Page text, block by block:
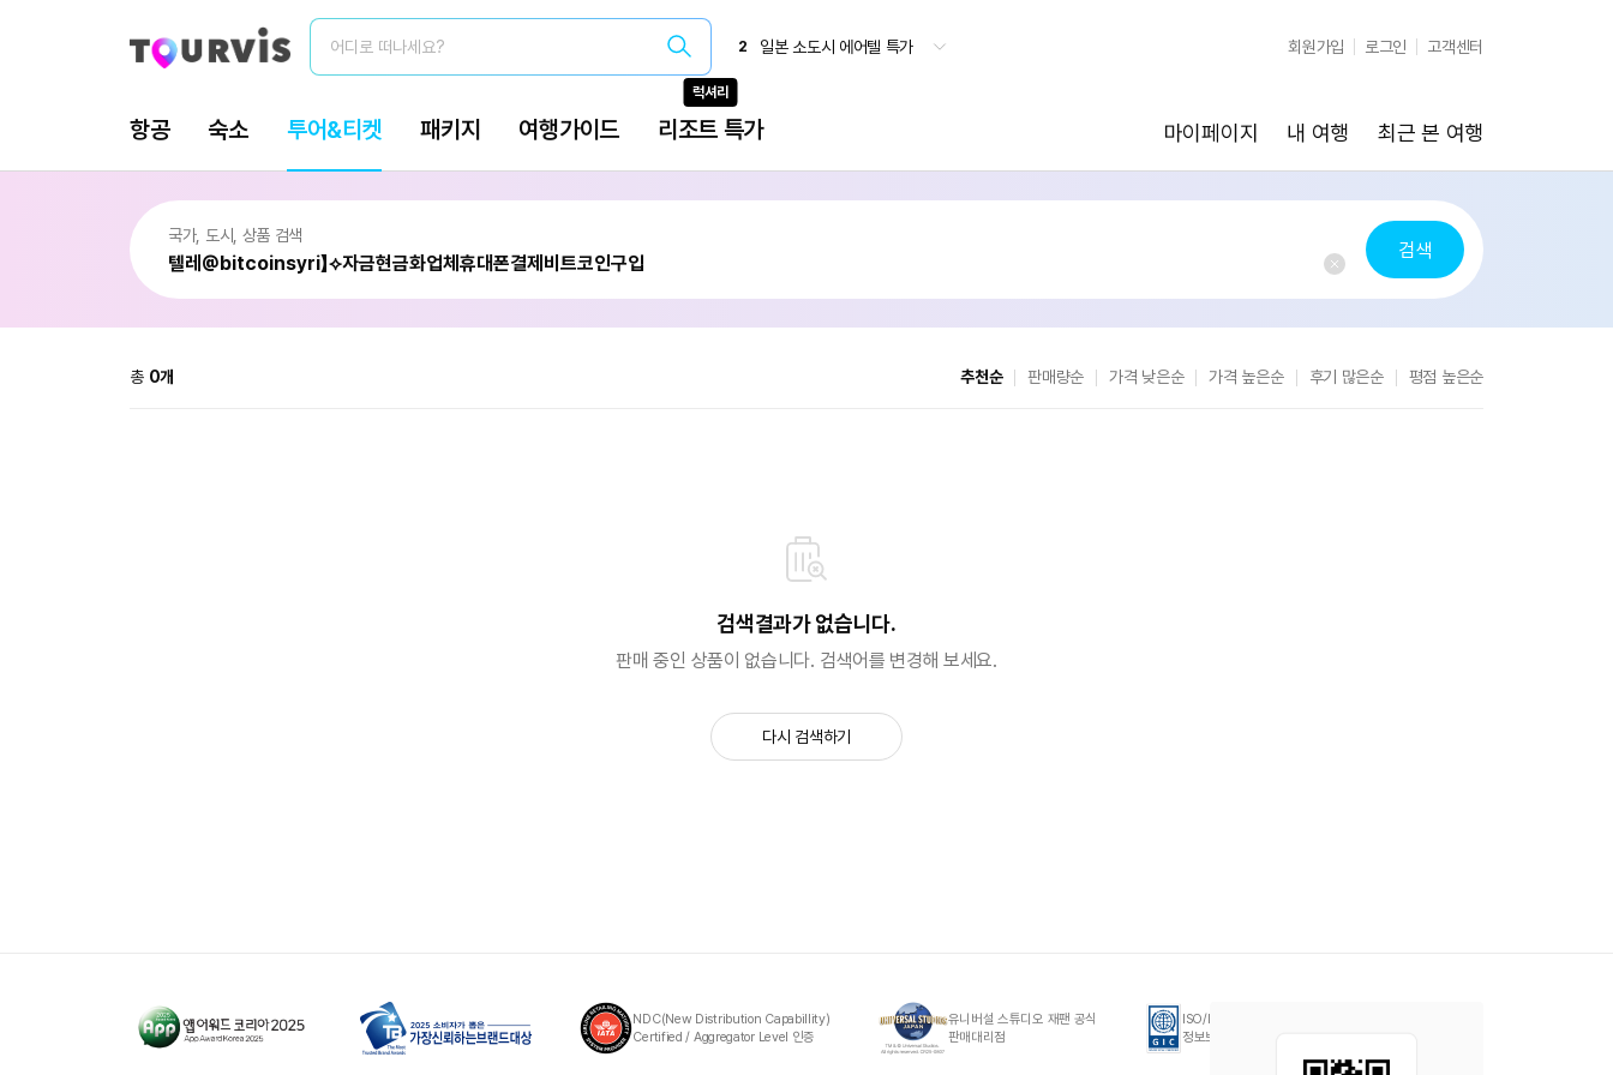
총 0개 추천순 판매량순 가격 낮은순 가격 높은순 후기 많은순 평점 높은순
검색결과가 없습니다.
판매 중인 상품이 없습니다. 검색어를 변경해 보세요.
다시 검색하기